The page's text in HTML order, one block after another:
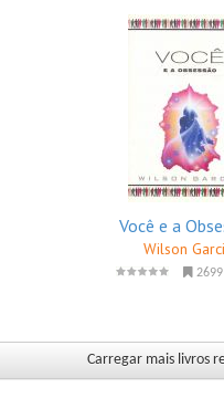
Você e a
Wilson
2699
Carregar mais livros